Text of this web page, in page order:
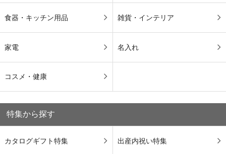
食器・キッチン用品 雑貨・インテリア
家電 名入れ
コスメ・健康
特集から探す
カタログギフト特集 出産内祝い特集